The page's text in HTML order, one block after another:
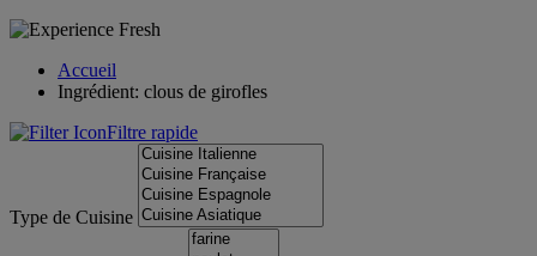
Accueil
Ingrédient: clous de girofles
Filtre rapide
Type de Cuisine